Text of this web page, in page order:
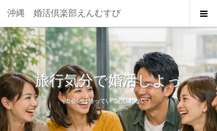
沖縄 婚活倶楽部えんむすび
旅行気分で婚活しよっ
出会いは待っていても訪れない！